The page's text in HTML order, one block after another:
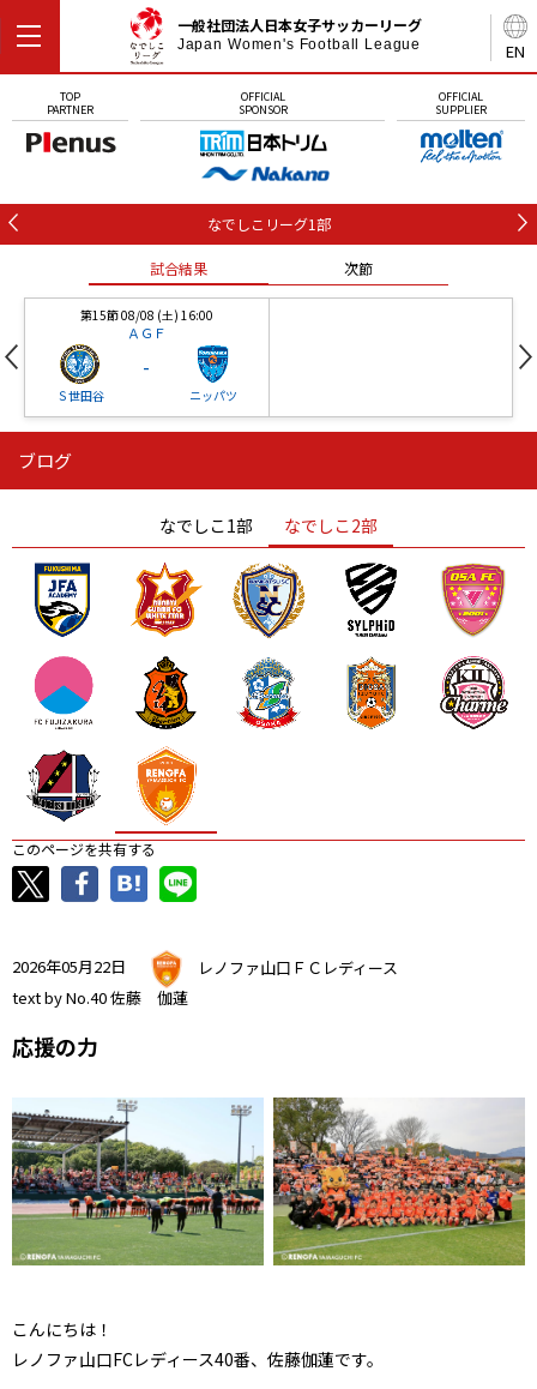
EN
一般社団法人日本女子サッカーリーグ
Japan Women's Football League
TOP
PARTNER
OFFICIAL
SPONSOR
OFFICIAL
SUPPLIER
なでしこリーグ1部
試合結果 次節
第15節 08/08 (土) 16:00
ＡＧＦ
Ｓ世田谷
-
ニッパツ
ニッパツ
ニッパツ 名古屋
石人の星
静岡 愛媛Ｌ
ブログ
なでしこ1部 なでしこ2部
このページを共有する
2026年05月22日
レノファ山口ＦＣレディース
text by No.40 佐藤 伽蓮
応援の力
こんにちは！
レノファ山口FCレディース40番、佐藤伽蓮です。